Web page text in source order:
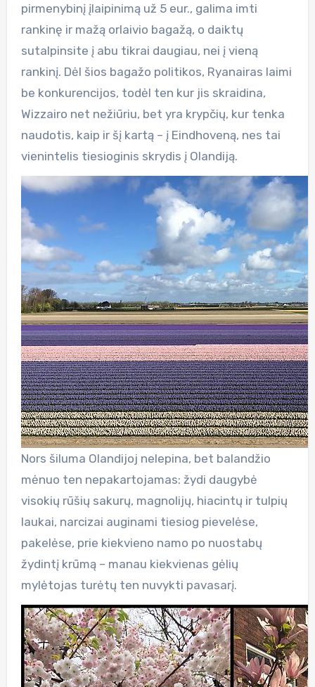
pirmenybinį įlaipinimą už 5 eur., galima imti
rankinę ir mažą orlaivio bagažą, o daiktų
sutalpinsite į abu tikrai daugiau, nei į vieną
rankinį. Dėl šios bagažo politikos, Ryanairas laimi
be konkurencijos, todėl ten kur jis skraidina,
Wizzairo net nežiūriu, bet yra krypčių, kur tenka
naudotis, kaip ir šį kartą – į Eindhoveną, nes tai
vienintelis tiesioginis skrydis į Olandiją.
Nors šiluma Olandijoj nelepina, bet balandžio
mėnuo ten nepakartojamas: žydi daugybė
visokių rūšių sakurų, magnolijų, hiacintų ir tulpių
laukai, narcizai auginami tiesiog pievelėse,
pakelėse, prie kiekvieno namo po nuostabų
žydintį krūmą – manau kiekvienas gėlių
mylėtojas turėtų ten nuvykti pavasarį.